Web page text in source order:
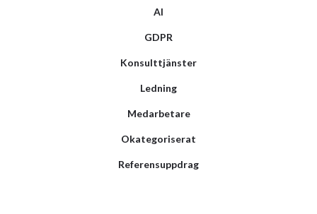
AI
GDPR
Konsulttjänster
Ledning
Medarbetare
Okategoriserat
Referensuppdrag